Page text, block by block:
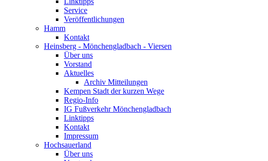
Service
Veröffentlichungen
Hamm
Kontakt
Heinsberg - Mönchengladbach - Viersen
Über uns
Vorstand
Aktuelles
Archiv Mitteilungen
Kempen Stadt der kurzen Wege
Regio-Info
IG Fußverkehr Mönchengladbach
Linktipps
Kontakt
Impressum
Hochsauerland
Über uns